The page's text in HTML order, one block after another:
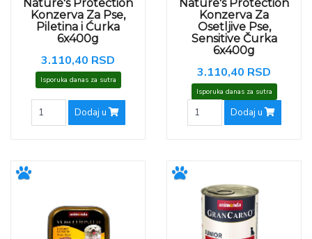
Nature's Protection
Konzerva Za Pse,
Piletina i Ćurka
6x400g
3.110,40 RSD
Isporuka danas za sutra
Dodaj u
Nature's Protection
Konzerva Za
Osetljive Pse,
Sensitive Čurka
6x400g
3.110,40 RSD
Isporuka danas za sutra
Dodaj u